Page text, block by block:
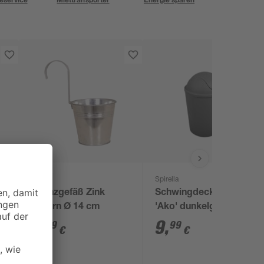
Pflanzgefäß Zink
silbern Ø 14 cm
29 €
Spirella
Schwingdeckeleimer
'Ako' dunkelgrau 5,5 l
9,99 €